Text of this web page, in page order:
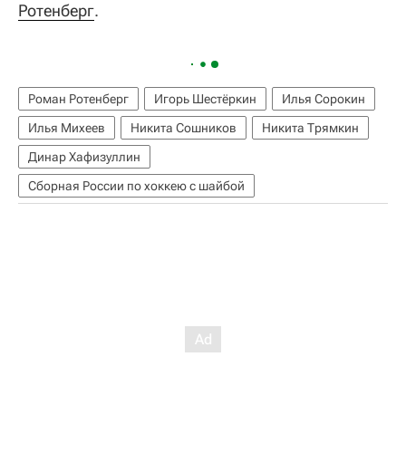
Ротенберг.
Роман Ротенберг Игорь Шестёркин
Илья Сорокин
Илья Михеев
Никита Сошников
Никита Трямкин
Динар Хафизуллин
Сборная России по хоккею с шайбой